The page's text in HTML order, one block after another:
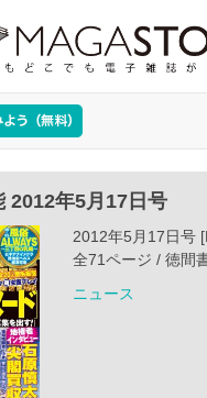
2012年5月17日号
2012年5月17日号
全71ページ / 徳間
ニュース